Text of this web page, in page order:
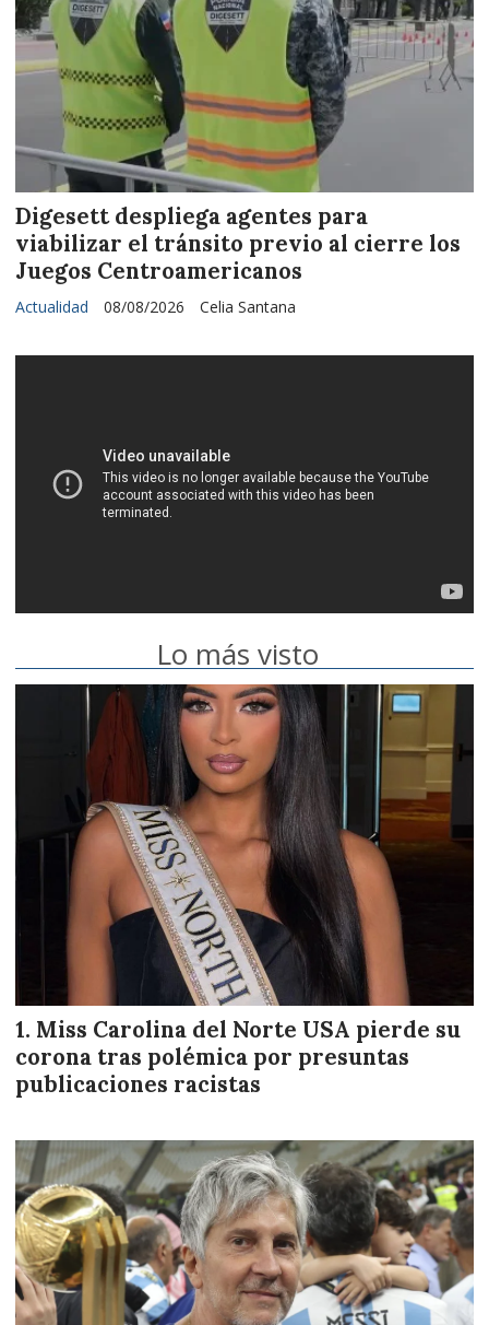
Digesett despliega agentes para
viabilizar el tránsito previo al cierre los
Juegos Centroamericanos
Celia Santana
Actualidad 08/08/2026
Lo más visto
Miss Carolina del Norte USA pierde su
corona tras polémica por presuntas
publicaciones racistas